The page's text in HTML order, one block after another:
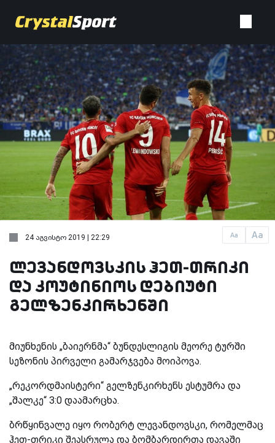
Aa Aa
24 აგვისტო 2019 | 22:29
ლევანდოვსკის ჰეთ-თრიკი
და კოუტინიოს დებიუტი
გელზენკირხენში
მიუნხენის „ბაიერნმა“ ბუნდესლიგის მეორე ტურში
სეზონის პირველი გამარჯვება მოიპოვა.
„რეკორდმაისტერი“ გელზენკირხენს ესტუმრა და
„შალკე“ 3:0 დაამარცხა.
ბრწყინვალე იყო რობერტ ლევანდოვსკი, რომელმაც
ჰეთ-თრიკი შეასრულა და ბომბარდირთა დავაში